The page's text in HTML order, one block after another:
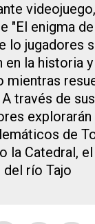
"El enigma
lo jugadores
en la historia
mientras
través de
de
la Catedral,
del río Tajo